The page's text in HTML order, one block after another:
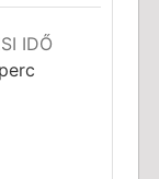
IDŐ
perc
perc